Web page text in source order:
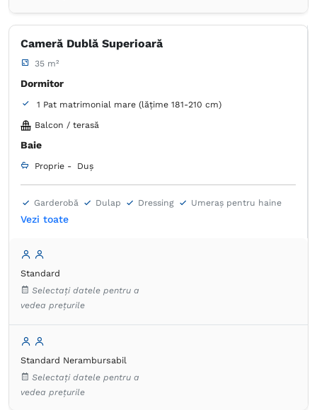
Cameră Dublă Superioară
35 m²
Dormitor
1 Pat matrimonial mare (lățime 181-210 cm)
Balcon / terasă
Baie
Proprie - Duș
Garderobă Dulap Dressing
Umeraș pentru haine
Masă
Articole de toaletă gratuite
Uscător de păr
Produse de curățenie
Aparat de cafea
Vezi toate
Standard
Selectați datele pentru a
vedea prețurile
Standard Nerambursabil
Selectați datele pentru a
vedea prețurile